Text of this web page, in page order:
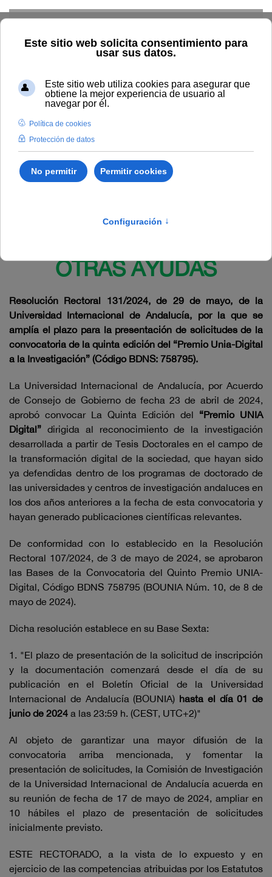
Inicio BOUNIA
Resolución Rectoral 131/2024, de 29 de
mayo, de la Universidad Internacional de Andalucía, por la que se
convocatoria de la quinta edición del “Premio Unia-Digital a la
Investigación” (Código BDNS: 758795).
Publicado en:
OTRAS AYUDAS
Resolución Rectoral 131/2024, de 29 de mayo, de la
Universidad Internacional de Andalucía, por la que se
amplía el plazo para la presentación de solicitudes de la
convocatoria de la quinta edición del “Premio Unia-Digital
a la Investigación” (Código BDNS: 758795).
La Universidad Internacional de Andalucía, por Acuerdo
de Consejo de Gobierno de fecha 23 de abril de 2024,
aprobó convocar La Quinta Edición del “Premio UNIA
Digital” dirigida al reconocimiento de la investigación
desarrollada a partir de Tesis Doctorales en el campo de
la transformación digital de la sociedad, que hayan sido
ya defendidas dentro de los programas de doctorado de
las universidades y centros de investigación andaluces en
los dos años anteriores a la fecha de esta convocatoria y
hayan generado publicaciones científicas relevantes.
De conformidad con lo establecido en la Resolución
Rectoral 107/2024, de 3 de mayo de 2024, se aprobaron
las Bases de la Convocatoria del Quinto Premio UNIA-
Digital, Código BDNS 758795 (BOUNIA Núm. 10, de 8 de
mayo de 2024).
Dicha resolución establece en su Base Sexta:
1. "El plazo de presentación de la solicitud de inscripción
y la documentación comenzará desde el día de su
publicación en el Boletín Oficial de la Universidad
Internacional de Andalucía (BOUNIA) hasta el día 01 de
junio de 2024 a las 23:59 h. (CEST, UTC+2)"
Al objeto de garantizar una mayor difusión de la
convocatoria arriba mencionada, y fomentar la
presentación de solicitudes, la Comisión de Investigación
de la Universidad Internacional de Andalucía acuerda en
su reunión de fecha de 17 de mayo de 2024, ampliar en
10 hábiles el plazo de presentación de solicitudes
inicialmente previsto.
ESTE RECTORADO, a la vista de lo expuesto y en
ejercicio de las competencias atribuidas por los Estatutos